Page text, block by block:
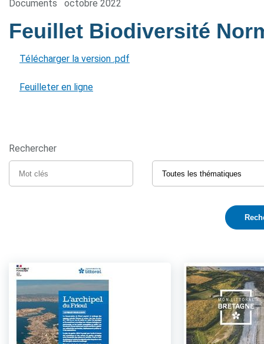
Documents octobre 2022
Feuillet Biodiversité
Télécharger la version .pdf
Feuilleter en ligne
Rechercher